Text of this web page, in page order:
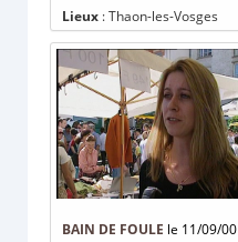
Lieux : Thaon-les-Vosges
BAIN DE FOULE le 11/09/00